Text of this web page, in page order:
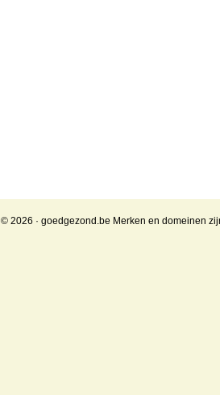
© 2026 · goedgezond.be Merken en domeinen